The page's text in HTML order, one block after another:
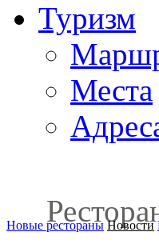
Туризм
Места
Новые рестораны Новости